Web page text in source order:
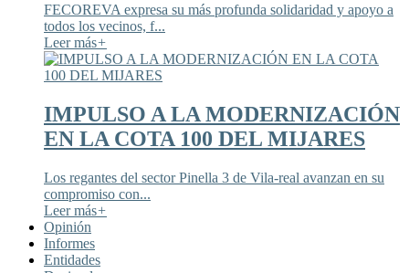
FECOREVA expresa su más profunda solidaridad y apoyo a
todos los vecinos, f...
Leer más+
IMPULSO A LA MODERNIZACIÓN
EN LA COTA 100 DEL MIJARES
Los regantes del sector Pinella 3 de Vila-real avanzan en su
compromiso con...
Leer más+
Opinión
Informes
Entidades